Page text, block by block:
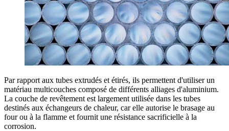
Par rapport aux tubes extrudés et étirés, ils permettent d'utiliser un
matériau multicouches composé de différents alliages d'aluminium.
La couche de revêtement est largement utilisée dans les tubes
destinés aux échangeurs de chaleur, car elle autorise le brasage au
four ou à la flamme et fournit une résistance sacrificielle à la
corrosion.